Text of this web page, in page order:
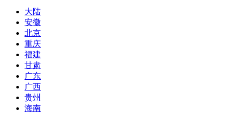
大陆
安徽
北京
重庆
福建
甘肃
广东
广西
贵州
海南